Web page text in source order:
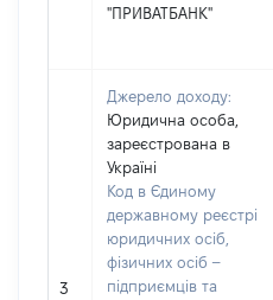
"ПРИВАТБАНК"
3
Джерело доходу:
Юридична особа,
зареєстрована в
Україні
Код в Єдиному
державному реєстрі
юридичних осіб,
фізичних осіб –
підприємців та